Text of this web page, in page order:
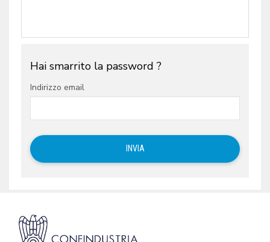
Hai smarrito la password ?
Indirizzo email